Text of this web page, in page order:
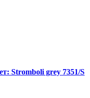
Stromboli grey 7351/S